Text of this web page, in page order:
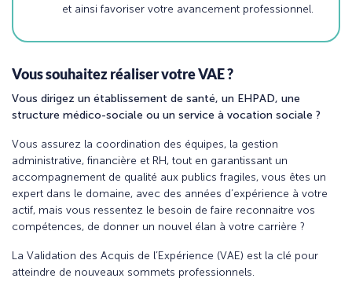
et ainsi favoriser votre avancement professionnel.
Vous souhaitez réaliser votre VAE ?
Vous dirigez un établissement de santé, un EHPAD, une
structure médico-sociale ou un service à vocation sociale ?
Vous assurez la coordination des équipes, la gestion
administrative, financière et RH, tout en garantissant un
accompagnement de qualité aux publics fragiles, vous êtes un
expert dans le domaine, avec des années d’expérience à votre
actif, mais vous ressentez le besoin de faire reconnaitre vos
compétences, de donner un nouvel élan à votre carrière ?
La Validation des Acquis de l’Expérience (VAE) est la clé pour
atteindre de nouveaux sommets professionnels.